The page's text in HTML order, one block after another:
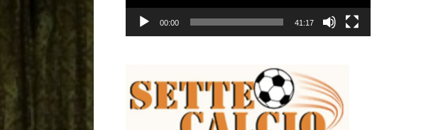
00:00 41:17